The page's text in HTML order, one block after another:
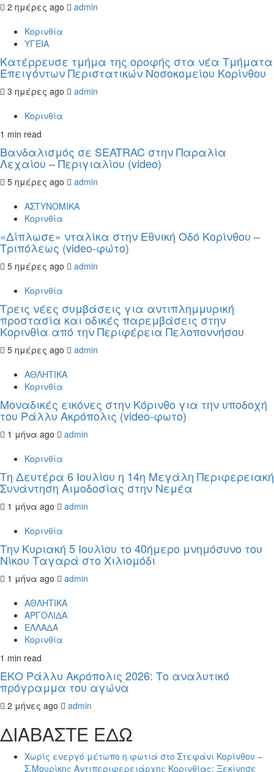
2 ημέρες ago
admin
Κορινθία
ΥΓΕΙΑ
Kατέρρευσε τμήμα της οροφής στα νέα Τμήματα
Επειγόντων Περιστατικών Νοσοκομείου Κορίνθου
3 ημέρες ago
admin
Κορινθία
1 min read
Βανδαλισμός σε SEATRAC στην Παραλία
Λεχαίου – Περιγιαλίου (video)
5 ημέρες ago
admin
ΑΣΤΥΝΟΜΙΚΑ
Κορινθία
«Δίπλωσε» νταλίκα στην Εθνική Oδό Κορίνθου –
Τριπόλεως (video-φώτο)
5 ημέρες ago
admin
Κορινθία
Τρεις νέες συμβάσεις για αντιπλημμυρική
προστασία και οδικές παρεμβάσεις στην
Κορινθία από την Περιφέρεια Πελοποννήσου
5 ημέρες ago
admin
ΑΘΛΗΤΙΚΑ
Κορινθία
Μοναδικές εικόνες στην Κόρινθο για την υποδοχή
του Ράλλυ Ακρόπολις (video-φωτο)
1 μήνα ago
admin
Κορινθία
Τη Δευτέρα 6 Ιουλίου η 14η Μεγάλη Περιφερειακή
Συνάντηση Αιμοδοσίας στην Νεμέα
1 μήνα ago
admin
Κορινθία
Την Κυριακή 5 Ιουλίου το 40ήμερο μνημόσυνο του
Νίκου Ταγαρά στο Χιλιομόδι
1 μήνα ago
admin
ΑΘΛΗΤΙΚΑ
ΑΡΓΟΛΙΔΑ
ΕΛΛΑΔΑ
Κορινθία
1 min read
ΕΚΟ Ράλλυ Ακρόπολις 2026: Το αναλυτικό
πρόγραμμα του αγώνα
2 μήνες ago admin
ΔΙΑΒΑΣΤΕ ΕΔΩ
Χωρίς ενεργό μέτωπο η φωτιά στο Στεφάνι Κορίνθου –
Σ.Μουρίκης Αντιπεριφερειάρχης Κορινθίας: Ξεκίνησε